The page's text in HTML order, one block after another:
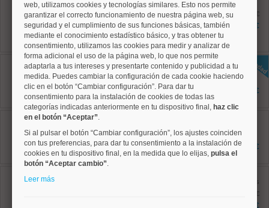
Salamanca, Lista
Ref: 10008850
97 m²
3 dormitorios
2 baños
antes 620.000 €
585.000 €
Ciudad Lineal, Concepción
Ref: 10008955
107 m²
4 dormitorios
2 baños
537.900 €
110 m²
4 dormitorios
2 baños
594.000 €
antes
1.195.000 €
1.090.000 €
web, utilizamos cookies y tecnologías similares. Esto nos permite
garantizar el correcto funcionamiento de nuestra página web, su
seguridad y el cumplimiento de sus funciones básicas, también
mediante el conocimiento estadístico básico, y tras obtener tu
consentimiento, utilizamos las cookies para medir y analizar de
forma adicional el uso de la página web, lo que nos permite
adaptarla a tus intereses y presentarte contenido y publicidad a tu
medida. Puedes cambiar la configuración de cada cookie haciendo
clic en el botón “Cambiar configuración”. Para dar tu
consentimiento para la instalación de cookies de todas las
categorías indicadas anteriormente en tu dispositivo final, haz clic
en el botón “Aceptar”.
Si al pulsar el botón “Cambiar configuración”, los ajustes coinciden
con tus preferencias, para dar tu consentimiento a la instalación de
cookies en tu dispositivo final, en la medida que lo elijas, pulsa el
botón “Aceptar cambio”.
Leer más